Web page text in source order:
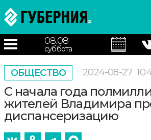
08.08
суббота
ОБЩЕСТВО 2024-08-27
С начала года
жителей Владимира
диспансеризацию